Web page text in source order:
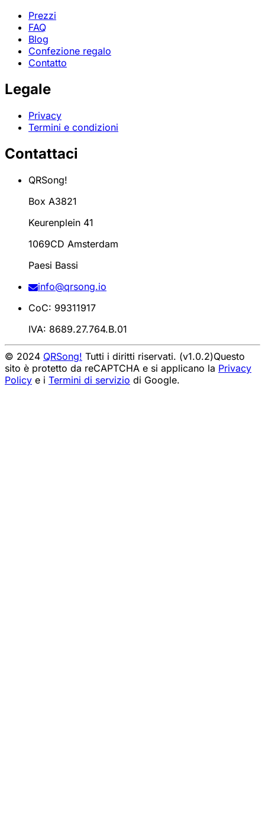
Prezzi
FAQ
Blog
Confezione regalo
Contatto
Legale
Privacy
Termini e condizioni
Contattaci
QRSong!
Box A3821
Keurenplein 41
1069CD Amsterdam
Paesi Bassi
info@qrsong.io
CoC: 99311917
IVA: 8689.27.764.B.01
© 2024 QRSong! Tutti i diritti riservati. (v1.0.2)Questo
sito è protetto da reCAPTCHA e si applicano la Privacy
Policy e i Termini di servizio di Google.